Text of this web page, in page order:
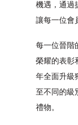
機遇，通過
讓每一位會
每一位晉階
榮耀的表彰
年全面升級
至不同的級
禮物。